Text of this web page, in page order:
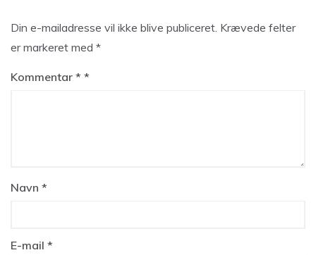
Din e-mailadresse vil ikke blive publiceret. Krævede felter
er markeret med *
Kommentar *
Navn *
E-mail *